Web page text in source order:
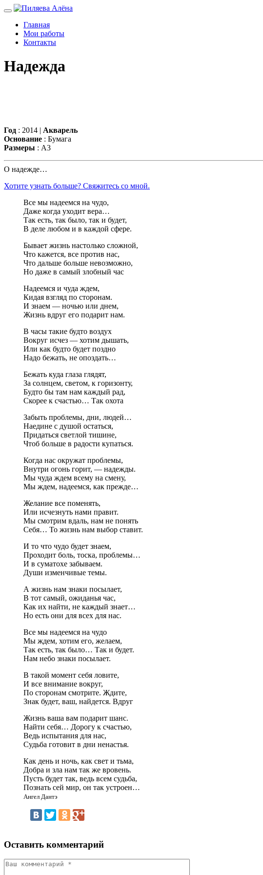
Главная
Мои работы
Контакты
Надежда
Год : 2014 | Акварель
Основание : Бумага
Размеры : А3
О надежде…
Хотите узнать больше? Свяжитесь со мной.
Все мы надеемся на чудо,
Даже когда уходит вера…
Так есть, так было, так и будет,
В деле любом и в каждой сфере.
Бывает жизнь настолько сложной,
Что кажется, все против нас,
Что дальше больше невозможно,
Но даже в самый злобный час
Надеемся и чуда ждем,
Кидая взгляд по сторонам.
И знаем — ночью или днем,
Жизнь вдруг его подарит нам.
В часы такие будто воздух
Вокруг исчез — хотим дышать,
Или как будто будет поздно
Надо бежать, не опоздать…
Бежать куда глаза глядят,
За солнцем, светом, к горизонту,
Будто бы там нам каждый рад,
Скорее к счастью… Так охота
Забыть проблемы, дни, людей…
Наедине с душой остаться,
Придаться светлой тишине,
Чтоб больше в радости купаться.
Когда нас окружат проблемы,
Внутри огонь горит, — надежды.
Мы чуда ждем всему на смену,
Мы ждем, надеемся, как прежде…
Желание все поменять,
Или исчезнуть нами правит.
Мы смотрим вдаль, нам не понять
Себя… То жизнь нам выбор ставит.
И то что чудо будет знаем,
Проходит боль, тоска, проблемы…
И в суматохе забываем.
Души изменчивые темы.
А жизнь нам знаки посылает,
В тот самый, ожиданья час,
Как их найти, не каждый знает…
Но есть они для всех для нас.
Все мы надеемся на чудо
Мы ждем, хотим его, желаем,
Так есть, так было… Так и будет.
Нам небо знаки посылает.
В такой момент себя ловите,
И все внимание вокруг,
По сторонам смотрите. Ждите,
Знак будет, ваш, найдется. Вдруг
Жизнь ваша вам подарит шанс.
Найти себя… Дорогу к счастью,
Ведь испытания для нас,
Судьба готовит в дни ненастья.
Как день и ночь, как свет и тьма,
Добра и зла нам так же вровень.
Пусть будет так, ведь всем судьба,
Познать сей мир, он так устроен…
Ангел Дантэ
Оставить комментарий